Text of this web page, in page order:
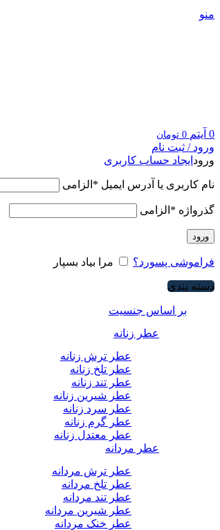
منو
0 آیتم 0 تومان
ورود / ثبت نام
ورود ایجاد حساب کاربری
نام کاربری یا آدرس ایمیل * الزامی
گذرواژه * الزامی
ورود
فراموشی پسورد؟ مرا بیاد بسپار
دسته بندی
بر اساس جنسیت
عطر زنانه
عطر ترش زنانه
عطر تلخ زنانه
عطر تند زنانه
عطر شیرین زنانه
عطر سرد زنانه
عطر گرم زنانه
عطر معتدل زنانه
عطر مردانه
عطر ترش مردانه
عطر تلخ مردانه
عطر تند مردانه
عطر شیرین مردانه
عطر خنک مردانه